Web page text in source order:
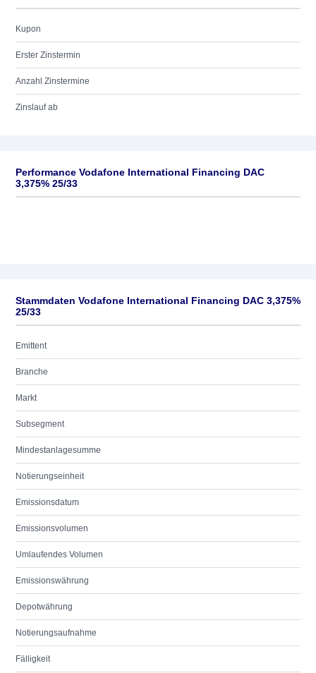
Kupon
Erster Zinstermin
Anzahl Zinstermine
Zinslauf ab
Performance Vodafone International Financing DAC
3,375% 25/33
Stammdaten Vodafone International Financing DAC 3,375%
25/33
Emittent
Branche
Markt
Subsegment
Mindestanlagesumme
Notierungseinheit
Emissionsdatum
Emissionsvolumen
Umlaufendes Volumen
Emissionswährung
Depotwährung
Notierungsaufnahme
Fälligkeit